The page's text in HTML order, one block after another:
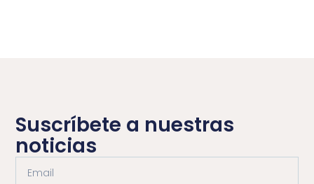
Suscríbete a nuestras
noticias